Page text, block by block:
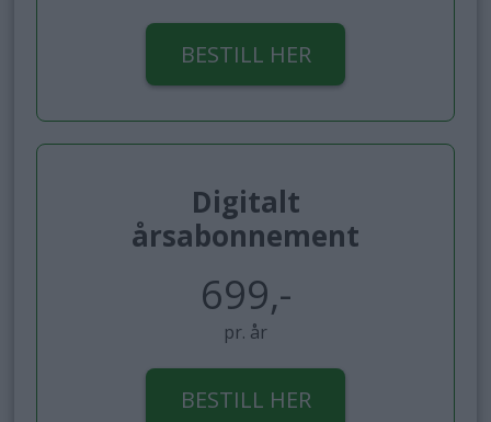
BESTILL HER
Digitalt
årsabonnement
699,-
pr. år
BESTILL HER